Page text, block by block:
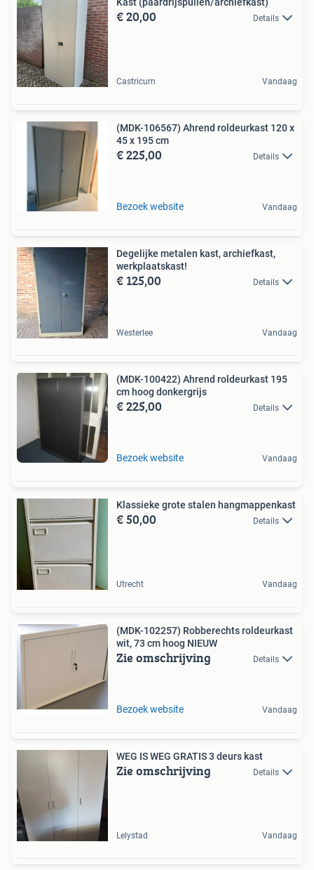
€ 20,00 Details
Castricum Vandaag
(MDK-106567) Ahrend roldeurkast 120 x
45 x 195 cm
€ 225,00 Details
Bezoek website Vandaag
Degelijke metalen kast, archiefkast,
werkplaatskast!
€ 125,00 Details
Westerlee Vandaag
(MDK-100422) Ahrend roldeurkast 195
cm hoog donkergrijs
€ 225,00 Details
Bezoek website Vandaag
Klassieke grote stalen hangmappenkast
€ 50,00 Details
Utrecht Vandaag
(MDK-102257) Robberechts roldeurkast
wit, 73 cm hoog NIEUW
Zie omschrijving Details
Bezoek website Vandaag
WEG IS WEG GRATIS 3 deurs kast
Zie omschrijving Details
Lelystad Vandaag